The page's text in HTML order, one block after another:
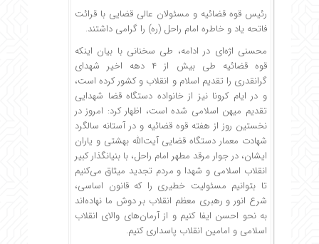
رئیس قوه قضائیه و مسئولان عالی قضایی با قرائت
فاتحه یاد و خاطره امام راحل (ره) را گرامی داشتند.
محسنی اژه‌ای در ادامه، طی سخنانی با بیان اینکه
قوه قضائیه طی بیش از ۴ دهه اخیر شهدای
گرانقدری را تقدیم اسلام و انقلاب و کشور کرده است،
و در ایام کرونا نیز از خانواده دستگاه قضا شهدایی
تقدیم میهن اسلامی شده است، اظهار کرد: امروز در
نخستین روز از هفته قوه قضائیه و در آستانه سالگرد
شهادت معمار دستگاه قضایی آیت‌الله بهشتی و یاران
ایشان، در جوار مرقد مطهر امام راحل، با بنیانگذار کبیر
انقلاب اسلامی و شهدا و مردم تجدید میثاق می‌کنیم
تا بتوانیم مسئولیت خطیری را که قانون اساسی،
شرع انور و رهبری معظم انقلاب بر دوش ما نهاده‌اند
به نحو احسن ایفا کنیم و از آرمان‌های والای انقلاب
اسلامی و امامین انقلاب پاسداری کنیم.